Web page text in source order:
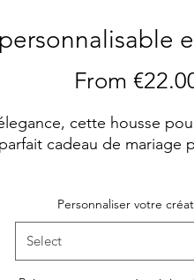
From
cette housse
cadeau de mariage
durablement votre
Personnaliser votre
Select